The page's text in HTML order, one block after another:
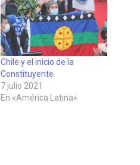
Chile y el inicio de la
Constituyente
7 julio 2021
En «América Latina»